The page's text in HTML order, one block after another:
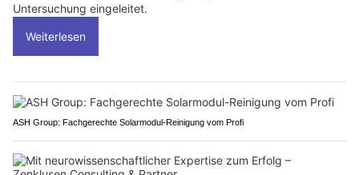
Untersuchung eingeleitet.
Weiterlesen
ASH Group: Fachgerechte Solarmodul-Reinigung vom Profi